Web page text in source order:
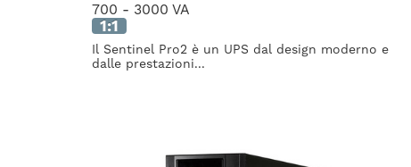
700 - 3000 VA
1:1
Il Sentinel Pro2 è un UPS dal design moderno e
dalle prestazioni...